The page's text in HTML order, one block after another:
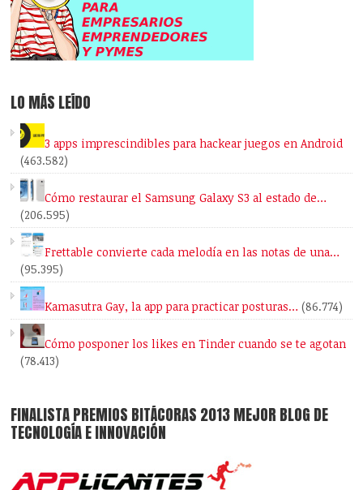
LO MÁS LEÍDO
3 apps imprescindibles para hackear juegos en Android
(463.582)
Cómo restaurar el Samsung Galaxy S3 al estado de…
(206.595)
Frettable convierte cada melodía en las notas de una…
(95.395)
Kamasutra Gay, la app para practicar posturas… (86.774)
Cómo posponer los likes en Tinder cuando se te agotan
(78.413)
FINALISTA PREMIOS BITÁCORAS 2013 MEJOR BLOG DE
TECNOLOGÍA E INNOVACIÓN